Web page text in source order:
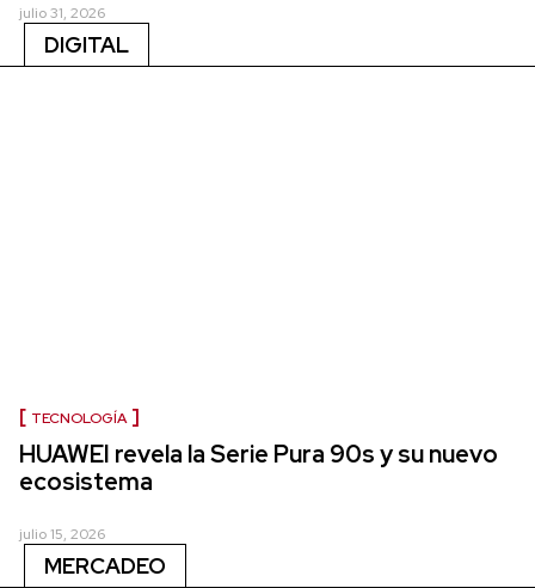
julio 31, 2026
DIGITAL
TECNOLOGÍA
HUAWEI revela la Serie Pura 90s y su nuevo
ecosistema
julio 15, 2026
MERCADEO